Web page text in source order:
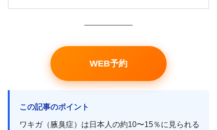
WEB予約
この記事のポイント
ワキガ（腋臭症）は日本人の約10〜15％に見られる